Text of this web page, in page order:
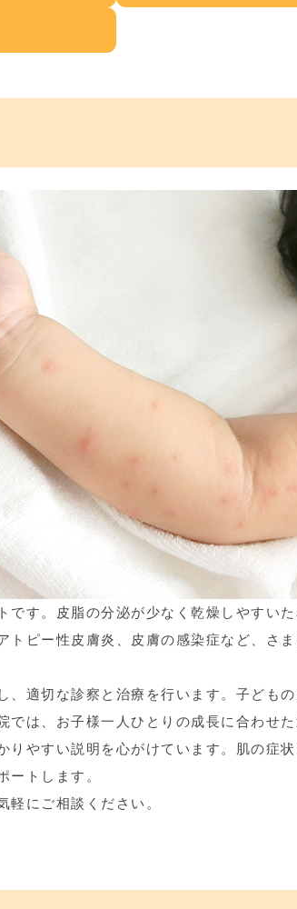
す。皮脂の分泌が少なく乾燥しやすい
ピー性皮膚炎、皮膚の感染症など、さ
適切な診察と治療を行います。子ども
は、お子様一人ひとりの成長に合わせ
りやすい説明を心がけています。肌の症
ートします。
にご相談ください。